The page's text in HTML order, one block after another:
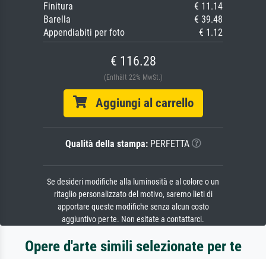
Finitura
€ 11.14
Barella
€ 39.48
Appendiabiti per foto
€ 1.12
€ 116.28
(Enthält 22% MwSt.)
Aggiungi al carrello
Qualità della stampa:PERFETTA
Se desideri modifiche alla luminosità e al colore o un
ritaglio personalizzato del motivo, saremo lieti di
apportare queste modifiche senza alcun costo
aggiuntivo per te. Non esitate a contattarci.
Opere d'arte simili selezionate per te